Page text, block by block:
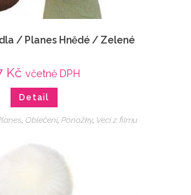
/ Planes Hnědé / Zelené
Kč včetně DPH
Detail
, Oblečení, Ponožky, Veci z filmu